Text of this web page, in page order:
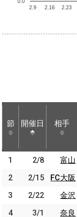
2.9 2.16 2.23
節 開催日 相手
節 開催日 相手
1 2/8 富山
2
2/15 FC大阪
3
2/22 金沢
4
3/1 奈良
節 開催日 相手
1 2/8
富山
2
2/15
FC大阪
3
2/22
金沢
4
3/1
奈良